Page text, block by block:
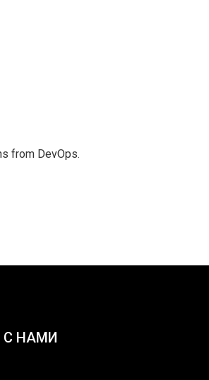
from DevOps.
С НАМИ